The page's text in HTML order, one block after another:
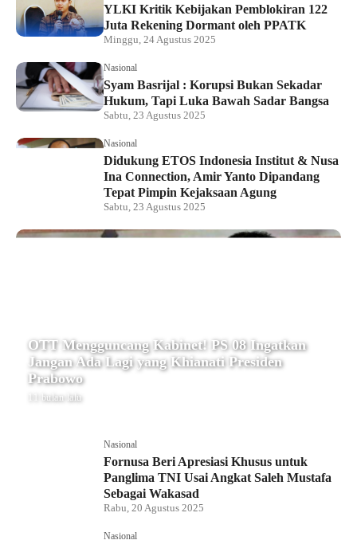
YLKI Kritik Kebijakan Pemblokiran 122
Juta Rekening Dormant oleh PPATK
Minggu, 24 Agustus 2025
Nasional
Syam Basrijal : Korupsi Bukan Sekadar
Hukum, Tapi Luka Bawah Sadar Bangsa
Sabtu, 23 Agustus 2025
Nasional
Didukung ETOS Indonesia Institut & Nusa
Ina Connection, Amir Yanto Dipandang
Tepat Pimpin Kejaksaan Agung
Sabtu, 23 Agustus 2025
OTT Mengguncang Kabinet! PS 08 Ingatkan
Jangan Ada Lagi yang Khianati Presiden
Prabowo
11 bulan lalu
Nasional
Fornusa Beri Apresiasi Khusus untuk
Panglima TNI Usai Angkat Saleh Mustafa
Sebagai Wakasad
Rabu, 20 Agustus 2025
Nasional